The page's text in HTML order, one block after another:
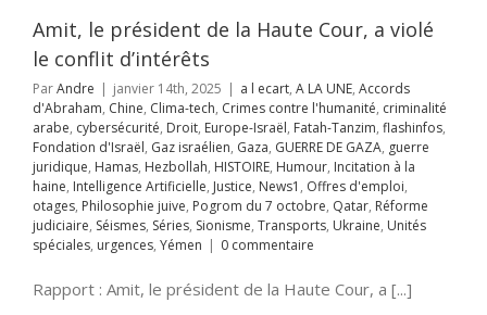
Artificielle
News1 Offres
otages
juive Pogrom
Qatar
judiciaire
Séries Sionisme
Ukraine Unités
urgences Yémen
Amit, le président de la Haute Cour, a violé
le conflit d’intérêts
ParAndre | janvier 14th, 2025 | a l ecart, A LA UNE, Accords
d'Abraham, Chine, Clima-tech, Crimes contre l'humanité, criminalité
arabe, cybersécurité, Droit, Europe-Israël, Fatah-Tanzim, flashinfos,
Fondation d'Israël, Gaz israélien, Gaza, GUERRE DE GAZA, guerre
juridique, Hamas, Hezbollah, HISTOIRE, Humour, Incitation à la
haine, Intelligence Artificielle, Justice, News1 , Offres d'emploi,
otages, Philosophie juive, Pogrom du 7 octobre, Qatar, Réforme
judiciaire, Séismes, Séries, Sionisme, Transports, Ukraine, Unités
spéciales, urgences, Yémen | 0 commentaire
Rapport : Amit, le président de la Haute Cour, a [...]
news du 12
2025
LA UNE Accords
israélo-
Afrique